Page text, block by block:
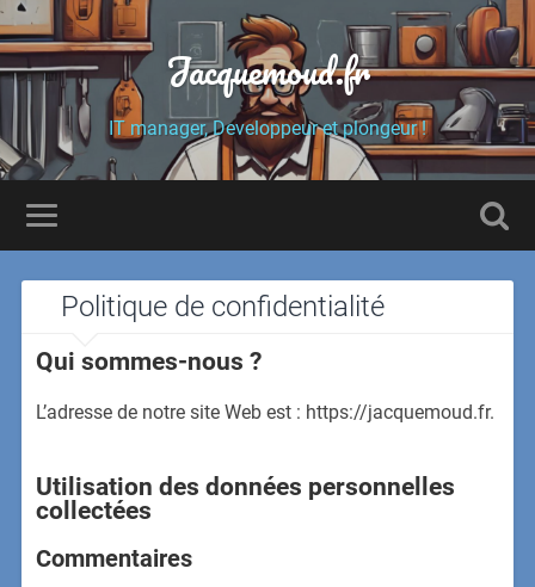
Jacquemoud.fr
IT manager, Developpeur et plongeur !
Politique de confidentialité
Qui sommes-nous ?
L’adresse de notre site Web est : https://jacquemoud.fr.
Utilisation des données personnelles
collectées
Commentaires